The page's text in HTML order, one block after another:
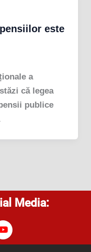
este
a
că legea
publice
Media:
Y
o
u